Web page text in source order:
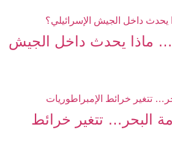
ماذا يحدث داخل الجيش
البحر… تتغير خرائط